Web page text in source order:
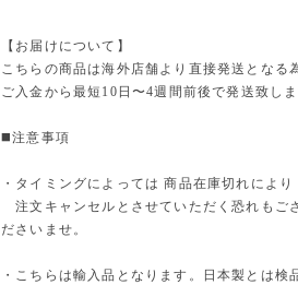
【お届けについて】
こちらの商品は海外店舗より直接発送となる
ご入金から最短10日〜4週間前後で発送致しま
◼️注意事項
・タイミングによっては 商品在庫切れにより
注文キャンセルとさせていただく恐れもご
ださいませ。
・こちらは輸入品となります。日本製とは検